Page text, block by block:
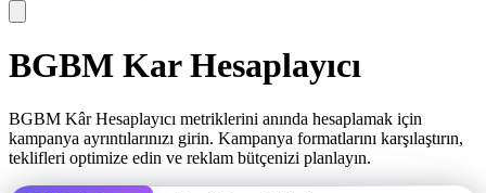
BGBM Kar Hesaplayıcı
BGBM Kâr Hesaplayıcı metriklerini anında hesaplamak için
kampanya ayrıntılarınızı girin. Kampanya formatlarını karşılaştırın,
teklifleri optimize edin ve reklam bütçenizi planlayın.